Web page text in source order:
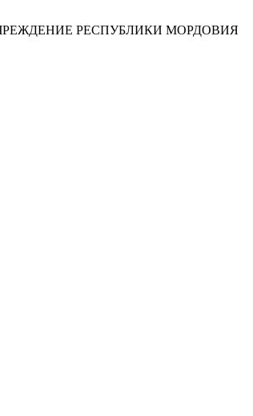
РЕСПУБЛИКИ МОРДОВИЯ